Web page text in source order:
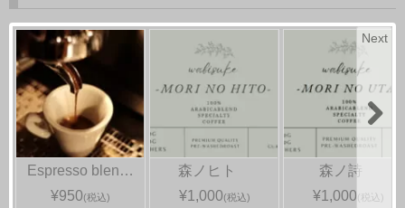
Espresso blen…
¥950(税込)
森ノヒト
¥1,000(税込)
森ノ詩
¥1,000(税込)
Next